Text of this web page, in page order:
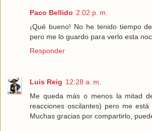
Paco Bellido 2:02 p. m.
¡Qué bueno! No he tenido tiempo
pero me lo guardo para verlo esta
Responder
Luis Reig 12:28 a. m.
Me queda más o menos la mitad
reacciones oscilantes) pero me está
Muchas gracias por compartirlo,